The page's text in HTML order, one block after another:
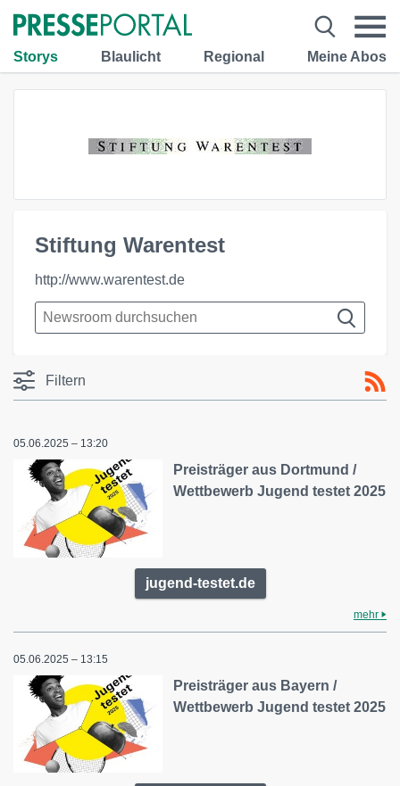
Storys Blaulicht Regional Meine Abos
Stiftung Warentest
http://www.warentest.de
Filtern
05.06.2025 – 13:20
Preisträger aus Dortmund /
Wettbewerb Jugend testet 2025
jugend-testet.de
mehr
05.06.2025 – 13:15
Preisträger aus Bayern /
Wettbewerb Jugend testet 2025